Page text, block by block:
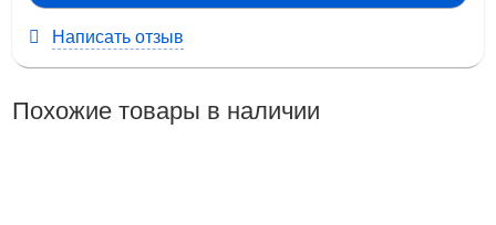
Написать отзыв
Похожие товары в наличии